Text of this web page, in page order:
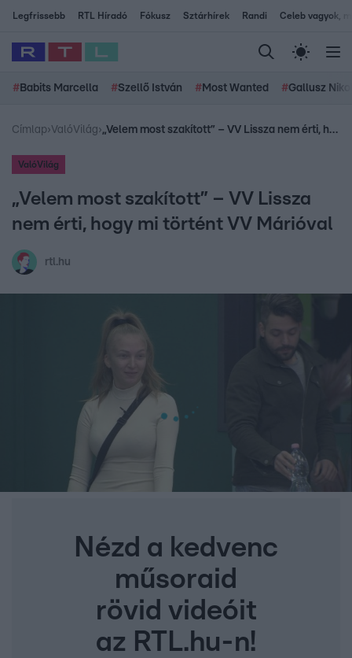
Legfrissebb RTL Híradó Fókusz Sztárhírek Randi Celeb vagyok,
# Babits Marcella #Szellő István # Most Wanted #Gallusz
Címlap›ValóVilág› „Velem most szakított” – VV Lissza nem érti, hogy mi történt VV Márióval
ValóVilág
„Velem most szakított” – VV Lissza
nem érti, hogy mi történt VV Márióval
rtl.hu
Nézd a kedvenc
műsoraid
rövid videóit
az RTL.hu-n!